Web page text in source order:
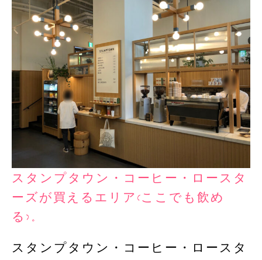
スタンプタウン・コーヒー・ロースタ
ーズが買えるエリア(ここでも飲め
る)。
スタンプタウン・コーヒー・ロースタ